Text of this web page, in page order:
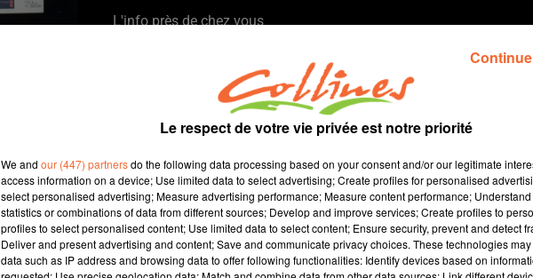
L'info près de chez vous
- L’ouverture de l’usine Heuliez Carrosserie va prendre du retard.
- CMA : La liste portée par le coiffeur niortais Sébastien Kugler a
renversé l'équipe sortante de Nathalie Gauthier
- La maison de santé de Nueil les Aubiers va s’agrandir.
- A Bressuire, la friche de l'ancien collège Supervielle devient le
quartier des 4 saisons
- Enfin, un festival dédié à la culture japonaise ce WE à
Bressuire (photo)
15 min 17 sec
Le respect de votre vie privée est notre priorité
We and our (447) partnersdo the following data processing based on your consent and/or our legitimate
access information on a device; Use limited data to select advertising; Create profiles for personalised
select personalised advertising; Measure advertising performance; Measure content performance;
statistics or combinations of data from different sources; Develop and improve services; Create profiles to
profiles to select personalised content; Use limited data to select content; Ensure security, prevent and detect
Deliver and present advertising and content; Save and communicate privacy choices. These technologies
data such as IP address and browsing data to offer following functionalities: Identify devices based on